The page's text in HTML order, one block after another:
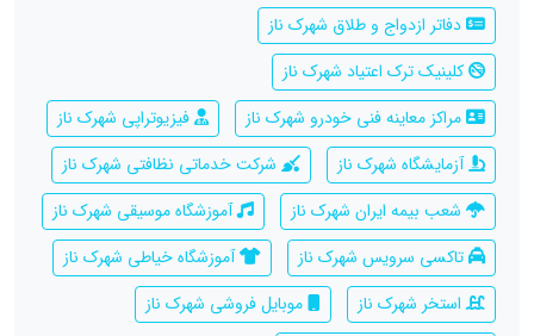
دفاتر ازدواج و طلاق شهرک ناز
کلینیک ترک اعتیاد شهرک ناز
مراکز معاینه فنی خودرو شهرک ناز
فیزیوتراپی شهرک ناز
آزمایشگاه شهرک ناز
شرکت خدماتی نظافتی شهرک ناز
شعب بیمه ایران شهرک ناز
آموزشگاه موسیقی شهرک ناز
تاکسی سرویس شهرک ناز
آموزشگاه خیاطی شهرک ناز
استخر شهرک ناز
موبایل فروشی شهرک ناز